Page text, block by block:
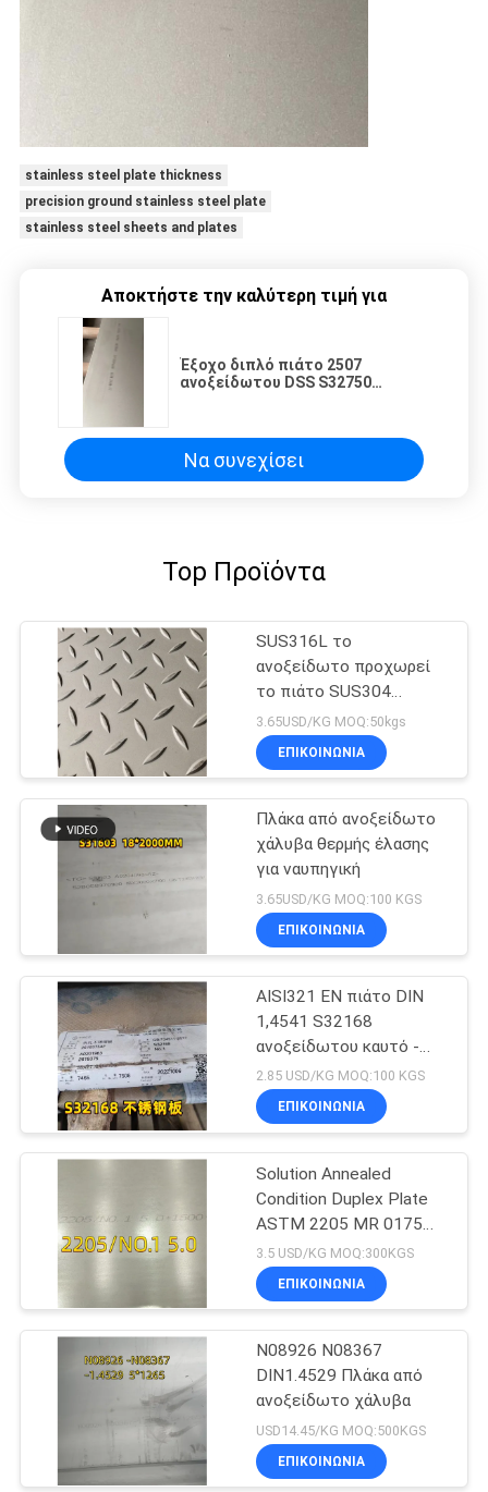
stainless steel plate thickness
precision ground stainless steel plate
stainless steel sheets and plates
Αποκτήστε την καλύτερη τιμή για
Έξοχο διπλό πιάτο 2507
ανοξείδωτου DSS S32750
Να συνεχίσει
Top Προϊόντα
SUS316L το
ανοξείδωτο προχωρεί
το πιάτο SUS304
SUS316L για το δάπεδο
3.65USD/KG MOQ:50kgs
ΕΠΙΚΟΙΝΩΝΙΑ
Πλάκα από ανοξείδωτο
χάλυβα θερμής έλασης
για ναυπηγική
3.65USD/KG MOQ:100 KGS
ΕΠΙΚΟΙΝΩΝΙΑ
AISI321 EN πιάτο DIN
1,4541 S32168
ανοξείδωτου καυτό -
κυλημένο 10mm για το
λέβητα
2.85 USD/KG MOQ:100 KGS
ΕΠΙΚΟΙΝΩΝΙΑ
Solution Annealed
Condition Duplex Plate
ASTM 2205 MR 0175
6000 X 1500 X 6 Thk
3.5 USD/KG MOQ:300KGS
ΕΠΙΚΟΙΝΩΝΙΑ
N08926 N08367
DIN1.4529 Πλάκα από
ανοξείδωτο χάλυβα
USD14.45/KG MOQ:500KGS
ΕΠΙΚΟΙΝΩΝΙΑ